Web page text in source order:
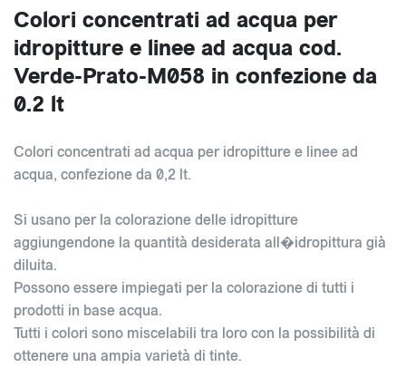
Colori concentrati ad acqua per
idropitture e linee ad acqua cod.
Verde-Prato-M058 in confezione da
0.2 lt
Colori concentrati ad acqua per idropitture e linee ad
acqua, confezione da 0,2 lt.
Si usano per la colorazione delle idropitture
aggiungendone la quantità desiderata all�idropittura già
diluita.
Possono essere impiegati per la colorazione di tutti i
prodotti in base acqua.
Tutti i colori sono miscelabili tra loro con la possibilità di
ottenere una ampia varietà di tinte.